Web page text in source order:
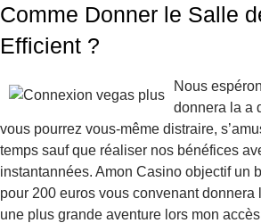
Comme Donner le Salle
Efficient ?
Nous
donnera la a
vous pourrez vous-même distraire,
temps sauf que réaliser nos bénéfices
instantannées. Amon Casino objectif un
pour 200 euros vous convenant donnera
une plus grande aventure lors mon